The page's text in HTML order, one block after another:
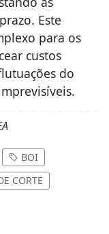
Este
para os
custos
do
BOI
CORTE